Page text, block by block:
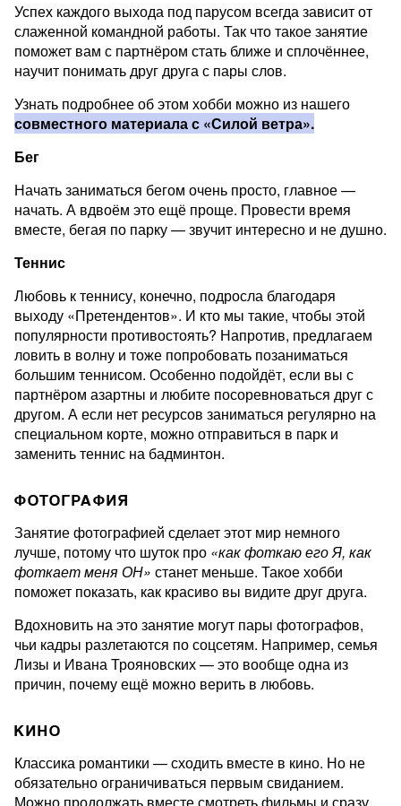
Успех каждого выхода под парусом всегда зависит от
слаженной командной работы. Так что такое занятие
поможет вам с партнёром стать ближе и сплочённее,
научит понимать друг друга с пары слов.
Узнать подробнее об этом хобби можно из нашего
совместного материала с «Силой ветра».
Бег
Начать заниматься бегом очень просто, главное —
начать. А вдвоём это ещё проще. Провести время
вместе, бегая по парку — звучит интересно и не душно.
Теннис
Любовь к теннису, конечно, подросла благодаря
выходу «Претендентов». И кто мы такие, чтобы этой
популярности противостоять? Напротив, предлагаем
ловить в волну и тоже попробовать позаниматься
большим теннисом. Особенно подойдёт, если вы с
партнёром азартны и любите посоревноваться друг с
другом. А если нет ресурсов заниматься регулярно на
специальном корте, можно отправиться в парк и
заменить теннис на бадминтон.
ФОТОГРАФИЯ
Занятие фотографией сделает этот мир немного
лучше, потому что шуток про «как фоткаю его Я, как
фоткает меня ОН» станет меньше. Такое хобби
поможет показать, как красиво вы видите друг друга.
Вдохновить на это занятие могут пары фотографов,
чьи кадры разлетаются по соцсетям. Например, семья
Лизы и Ивана Трояновских — это вообще одна из
причин, почему ещё можно верить в любовь.
КИНО
Классика романтики — сходить вместе в кино. Но не
обязательно ограничиваться первым свиданием.